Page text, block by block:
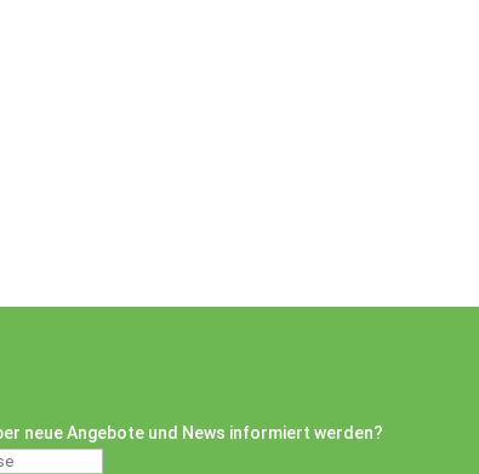
neue Angebote und News informiert werden?